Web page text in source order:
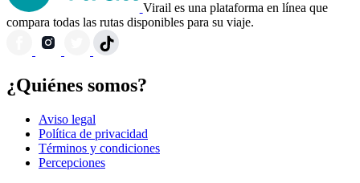
Virail es una plataforma en línea que
compara todas las rutas disponibles para su viaje.
¿Quiénes somos?
Aviso legal
Política de privacidad
Términos y condiciones
Percepciones